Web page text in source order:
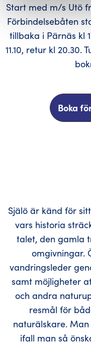
Start med m/s Utö
Förbindelsebåten
tillbaka i Pärnäs kl
11.10, retur kl
Boka
Själö är känd för
vars historia
talet, den gamla
omgivningar.
vandringsleder
samt möjligheter
och andra
resmål för
naturälskare.
ifall man så